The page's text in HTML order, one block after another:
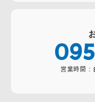
営業時間